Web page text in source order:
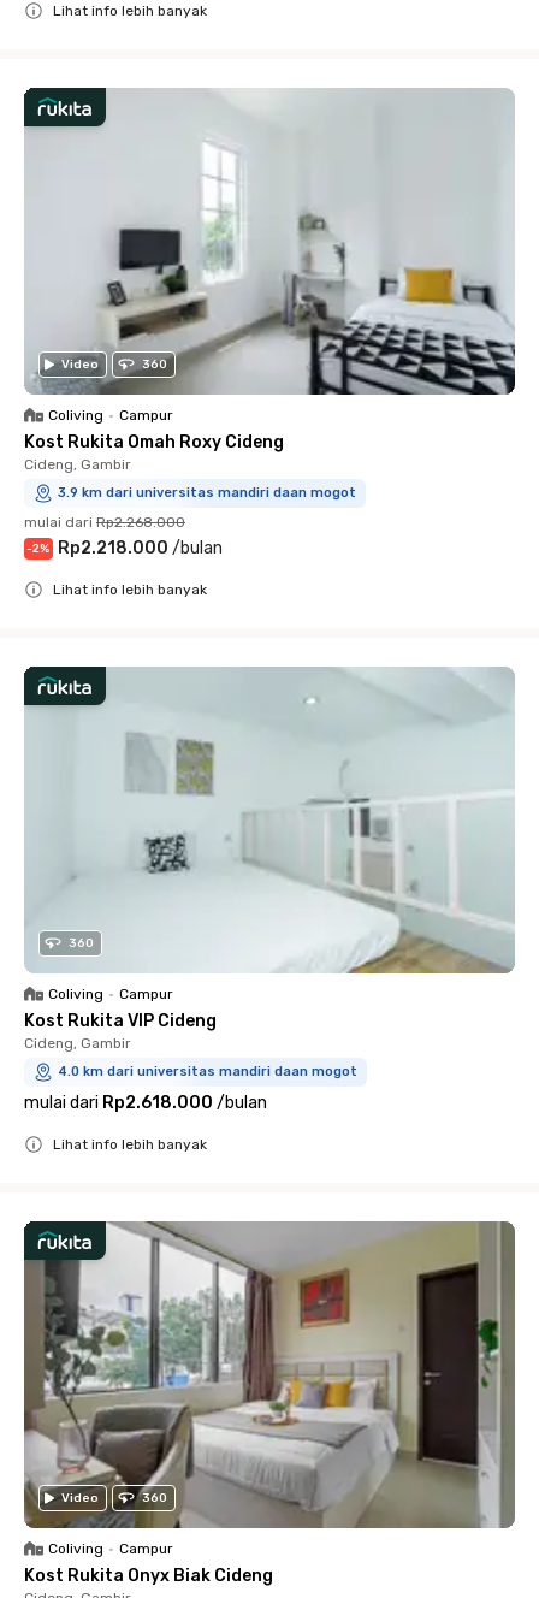
Lihat info lebih banyak
Video 360
Coliving • Campur
Kost Rukita Omah Roxy Cideng
Cideng, Gambir
3.9 km dari universitas mandiri daan mogot
mulai dari Rp2.268.000
-2% Rp2.218.000 /bulan
Lihat info lebih banyak
360
Coliving • Campur
Kost Rukita VIP Cideng
Cideng, Gambir
4.0 km dari universitas mandiri daan mogot
mulai dari Rp2.618.000 /bulan
Lihat info lebih banyak
Video 360
Coliving • Campur
Kost Rukita Onyx Biak Cideng